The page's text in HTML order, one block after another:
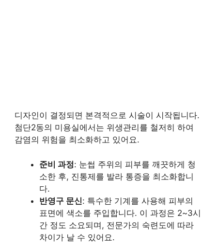
디자인이 결정되면 본격적으로 시술이 시작됩니다.
첨단2동의 미용실에서는 위생관리를 철저히 하여
감염의 위험을 최소화하고 있어요.
준비 과정: 눈썹 주위의 피부를 깨끗하게 청
소한 후, 진통제를 발라 통증을 최소화합니
다.
반영구 문신: 특수한 기계를 사용해 피부의
표면에 색소를 주입합니다. 이 과정은 2~3시
간 정도 소요되며, 전문가의 숙련도에 따라
차이가 날 수 있어요.